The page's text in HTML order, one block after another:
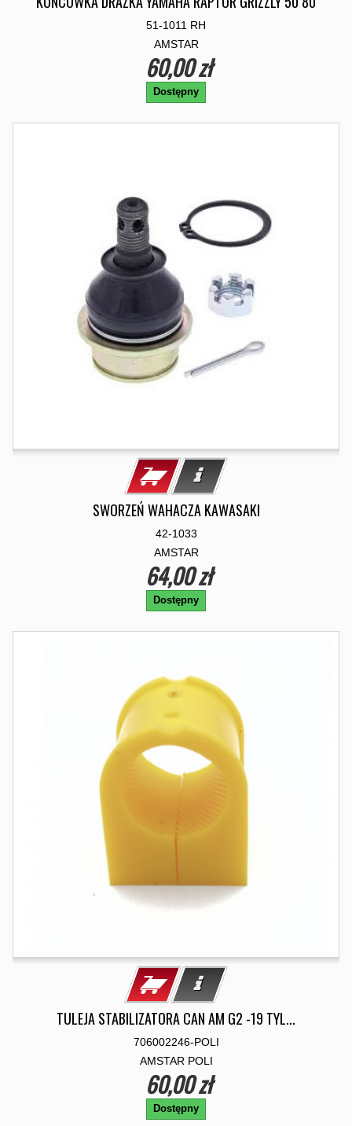
51-1011 RH
AMSTAR
60,00 zł
Dostępny
SWORZEŃ WAHACZA KAWASAKI
42-1033
AMSTAR
64,00 zł
Dostępny
TULEJA STABILIZATORA CAN AM G2 -19 TYL...
706002246-POLI
AMSTAR POLI
60,00 zł
Dostępny